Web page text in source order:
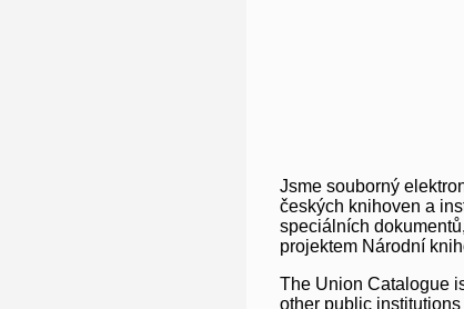
Jsme souborný
českých knihoven a
speciálních
projektem Národní
The Union Catalogue
other public